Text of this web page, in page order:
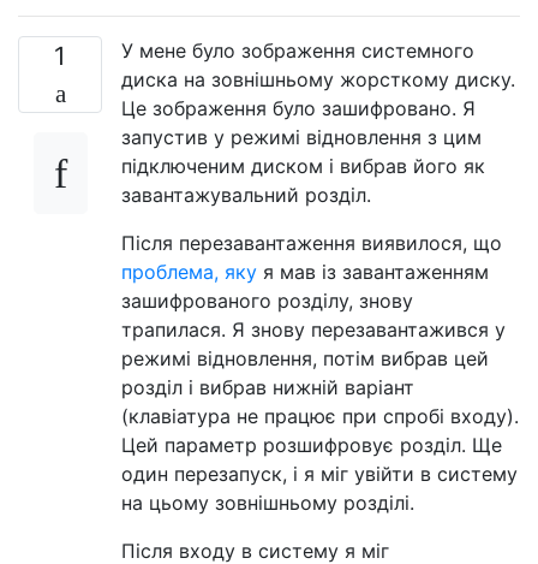
1
У мене було зображення системного
диска на зовнішньому жорсткому диску.
Це зображення було зашифровано. Я
запустив у режимі відновлення з цим
підключеним диском і вибрав його як
завантажувальний розділ.
Після перезавантаження виявилося, що
проблема, яку я мав із завантаженням
зашифрованого розділу, знову
трапилася. Я знову перезавантажився у
режимі відновлення, потім вибрав цей
розділ і вибрав нижній варіант
(клавіатура не працює при спробі входу).
Цей параметр розшифровує розділ. Ще
один перезапуск, і я міг увійти в систему
на цьому зовнішньому розділі.
Після входу в систему я міг